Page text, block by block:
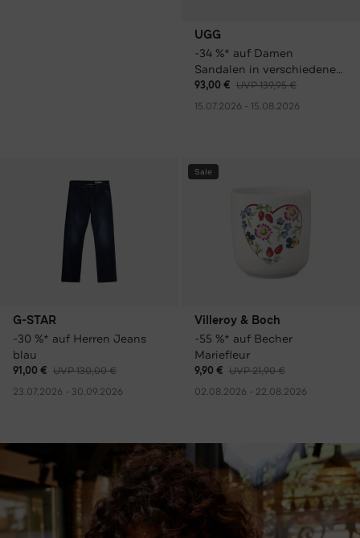
UGG
-34 %* auf Damen
Sandalen in verschiedenen
Farben
93,00 € UVP 139,95 €
15.07.2026 - 15.08.2026
G-STAR
-30 %* auf Herren Jeans
blau
91,00 € UVP 130,00 €
23.07.2026 - 30.09.2026
Sale
Villeroy & Boch
-55 %* auf Becher
Mariefleur
9,90 € UVP 21,90 €
02.08.2026 - 22.08.2026